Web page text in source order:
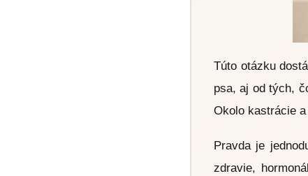
Túto otázku
psa, aj od tých,
Okolo kastrácie
Pravda je
zdravie,